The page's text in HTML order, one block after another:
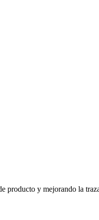
producto y mejorando la